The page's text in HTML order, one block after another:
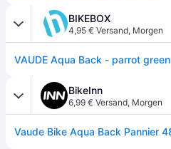
BIKEBOX
4,95 € Versand, Morgen
VAUDE Aqua Back - parrot green
BikeInn
6,99 € Versand, Morgen